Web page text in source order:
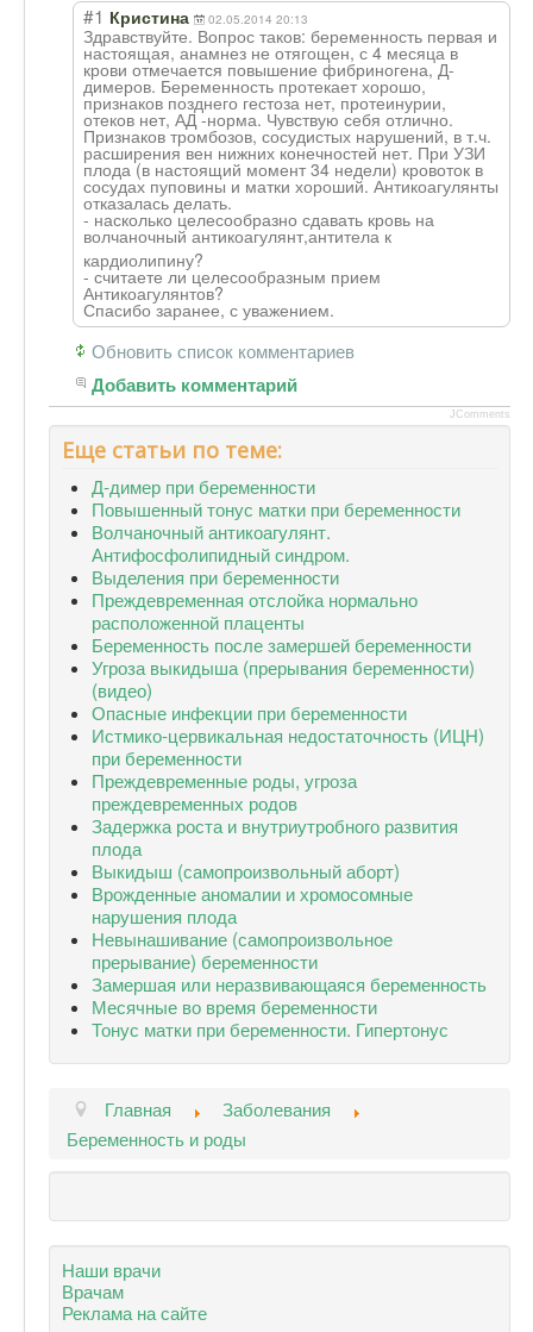
#1 Кристина 02.05.2014 20:13
Здравствуйте. Вопрос таков: беременность первая и
настоящая, анамнез не отягощен, с 4 месяца в
крови отмечается повышение фибриногена, Д-
димеров. Беременность протекает хорошо,
признаков позднего гестоза нет, протеинурии,
отеков нет, АД -норма. Чувствую себя отлично.
Признаков тромбозов, сосудистых нарушений, в т.ч.
расширения вен нижних конечностей нет. При УЗИ
плода (в настоящий момент 34 недели) кровоток в
сосудах пуповины и матки хороший. Антикоагулянты
отказалась делать.
- насколько целесообразно сдавать кровь на
волчаночный антикоагулянт,антитела к
кардиолипину?
- считаете ли целесообразным прием
Антикоагулянтов?
Спасибо заранее, с уважением.
Обновить список комментариев
Добавить комментарий
JComments
Еще статьи по теме:
Д-димер при беременности
Повышенный тонус матки при беременности
Волчаночный антикоагулянт.
Антифосфолипидный синдром.
Выделения при беременности
Преждевременная отслойка нормально
расположенной плаценты
Беременность после замершей беременности
Угроза выкидыша (прерывания беременности)
(видео)
Опасные инфекции при беременности
Истмико-цервикальная недостаточность (ИЦН)
при беременности
Преждевременные роды, угроза
преждевременных родов
Задержка роста и внутриутробного развития
плода
Выкидыш (самопроизвольный аборт)
Врожденные аномалии и хромосомные
нарушения плода
Невынашивание (самопроизвольное
прерывание) беременности
Замершая или неразвивающаяся беременность
Месячные во время беременности
Тонус матки при беременности. Гипертонус
Главная
Заболевания
Беременность и роды
Наши врачи
Врачам
Реклама на сайте